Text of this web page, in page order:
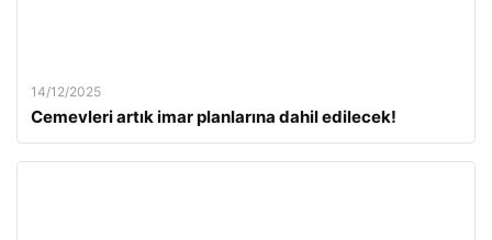
14/12/2025
Cemevleri artık imar planlarına dahil edilecek!